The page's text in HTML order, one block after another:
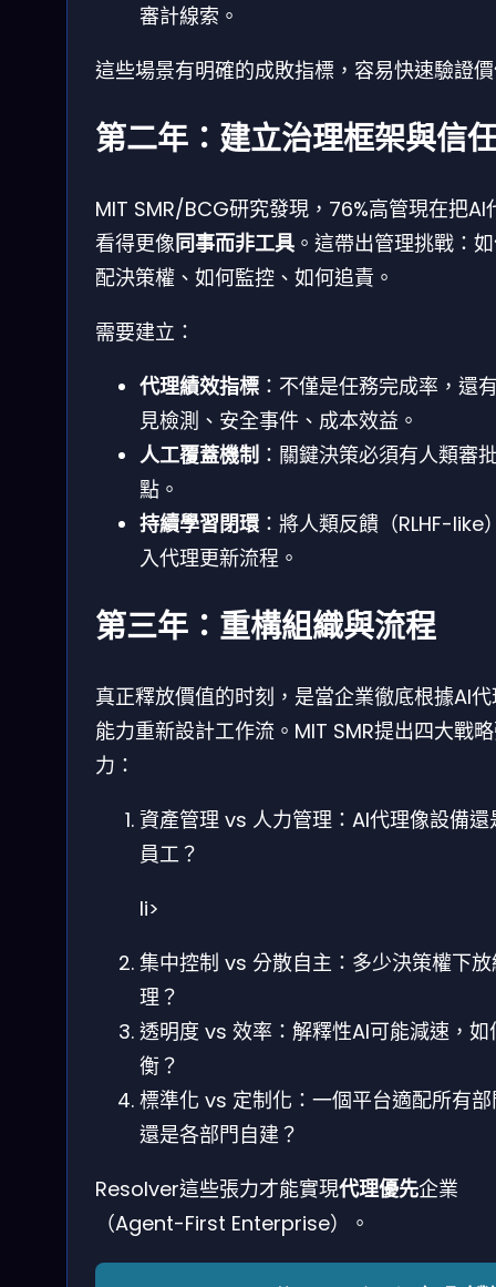
審計線索。
這些場景有明確的成敗指標，容易快速驗證
第二年：建立治理框架與信
MIT SMR/BCG研究發現，76%高管現在把AI
看得更像同事而非工具 。這帶出管理挑戰：
配決策權、如何監控、如何追責。
需要建立：
代理績效指標 ：不僅是任務完成率，還
見檢測、安全事件、成本效益。
人工覆蓋機制 ：關鍵決策必須有人類審
點。
持續學習閉環 ：將人類反饋（RLHF-like
入代理更新流程。
第三年：重構組織與流程
真正釋放價值的时刻，是當企業徹底根據AI
能力重新設計工作流。MIT SMR提出四大戰
力：
資產管理 vs 人力管理：AI代理像設備還
員工？
li>
集中控制 vs 分散自主：多少決策權下
理？
透明度 vs 效率：解釋性AI可能減速，如
衡？
標準化 vs 定制化：一個平台適配所有
還是各部門自建？
Resolver這些張力才能實現代理優先企業
（Agent-First Enterprise）。